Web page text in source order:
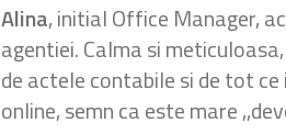
Alina, initial Office Manager,
agentiei. Calma si
de actele contabile si de tot
online, semn ca este mare